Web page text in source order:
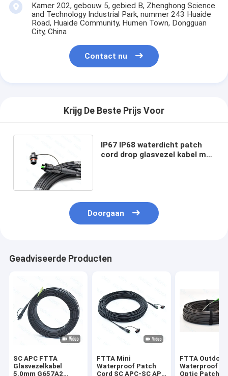
Kamer 202, gebouw 5, gebied B, Zhenghong Science
and Technology Industrial Park, nummer 243 Huaide
Road, Huaide Community, Humen Town, Dongguan
City, China
Contact nu
Krijg De Beste Prijs Voor
IP67 IP68 waterdicht patch
cord drop glasvezel kabel met
Doorgaan
Geadviseerde Producten
SC APC FTTA
Glasvezelkabel
5.0mm G657A2
FTTA Mini
Waterproof Patch
Cord SC APC-SC APC
FTTA Outdoor
Waterproof
Optic Patch